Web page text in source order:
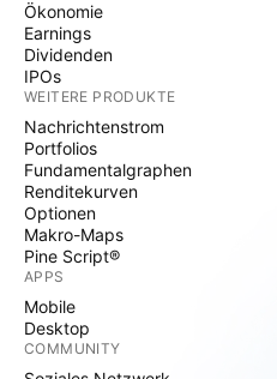
Ökonomie
Earnings
Dividenden
IPOs
WEITERE PRODUKTE
Nachrichtenstrom
Portfolios
Fundamentalgraphen
Renditekurven
Optionen
Makro-Maps
Pine Script®
APPS
Mobile
Desktop
COMMUNITY